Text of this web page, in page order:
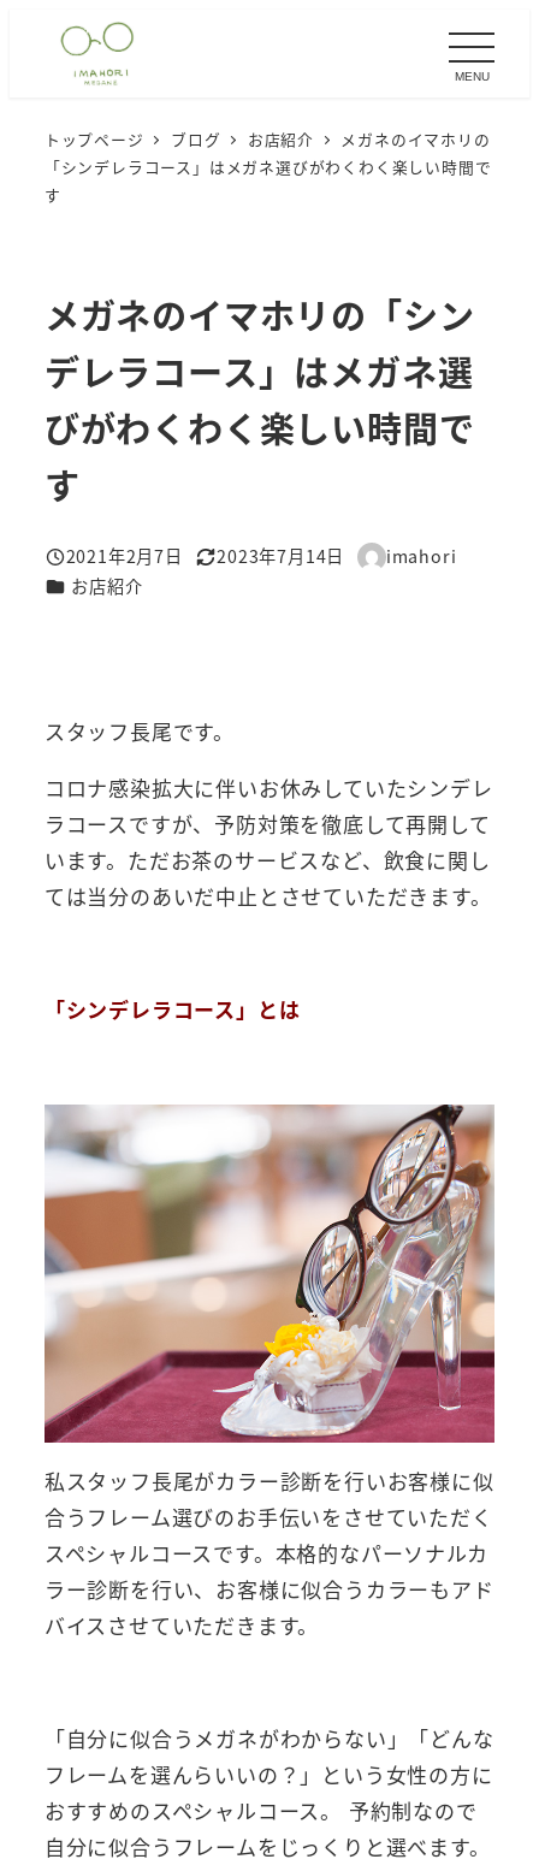
MENU
トップページ ブログ お店紹介
メガネのイマホリの
「シンデレラコース」はメガネ選びがわくわく楽しい時間で
す
メガネのイマホリの「シン
デレラコース」はメガネ選
びがわくわく楽しい時間で
す
投稿日
2021年2月7日
更新日
2023年7月14日
著
imahori
カテゴリー
お店紹介
スタッフ長尾です。
コロナ感染拡大に伴いお休みしていたシンデレ
ラコースですが、予防対策を徹底して再開して
います。ただお茶のサービスなど、飲食に関し
ては当分のあいだ中止とさせていただきます。
「シンデレラコース」とは
私スタッフ長尾がカラー診断を行いお客様に似
合うフレーム選びのお手伝いをさせていただく
スペシャルコースです。本格的なパーソナルカ
ラー診断を行い、お客様に似合うカラーもアド
バイスさせていただきます。
「自分に似合うメガネがわからない」「どんな
フレームを選んらいいの？」という女性の方に
おすすめのスペシャルコース。 予約制なので
自分に似合うフレームをじっくりと選べます。